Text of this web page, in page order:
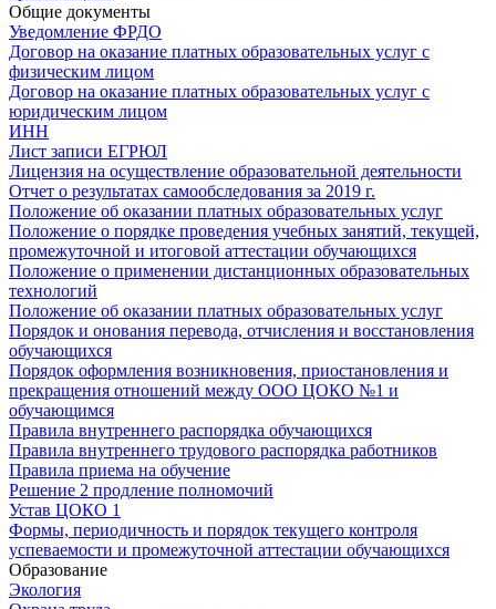
Общие документы
Уведомление ФРДО
Договор на оказание платных образовательных услуг с
физическим лицом
Договор на оказание платных образовательных услуг с
юридическим лицом
ИНН
Лист записи ЕГРЮЛ
Лицензия на осуществление образовательной деятельности
Отчет о результатах самообследования за 2019 г.
Положение об оказании платных образовательных услуг
Положение о порядке проведения учебных занятий, текущей,
промежуточной и итоговой аттестации обучающихся
Положение о применении дистанционных образовательных
технологий
Положение об оказании платных образовательных услуг
Порядок и онования перевода, отчисления и восстановления
обучающихся
Порядок оформления возникновения, приостановления и
прекращения отношений между ООО ЦОКО №1 и
обучающимся
Правила внутреннего распорядка обучающихся
Правила внутреннего трудового распорядка работников
Правила приема на обучение
Решение 2 продление полномочий
Устав ЦОКО 1
Формы, периодичность и порядок текущего контроля
успеваемости и промежуточной аттестации обучающихся
Образование
Экология